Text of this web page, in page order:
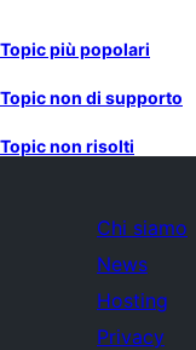
Topic più popolari
Topic non di supporto
Topic non risolti
Chi siamo
News
Hosting
Privacy